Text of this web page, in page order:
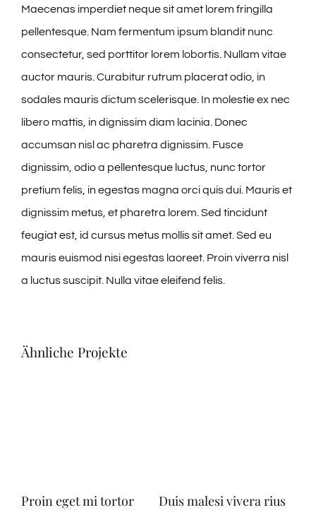
Maecenas imperdiet neque sit amet lorem fringilla
pellentesque. Nam fermentum ipsum blandit nunc
consectetur, sed porttitor lorem lobortis. Nullam vitae
auctor mauris. Curabitur rutrum placerat odio, in
sodales mauris dictum scelerisque. In molestie ex nec
libero mattis, in dignissim diam lacinia. Donec
accumsan nisl ac pharetra dignissim. Fusce
dignissim, odio a pellentesque luctus, nunc tortor
pretium felis, in egestas magna orci quis dui. Mauris et
dignissim metus, et pharetra lorem. Sed tincidunt
feugiat est, id cursus metus mollis sit amet. Sed eu
mauris euismod nisi egestas laoreet. Proin viverra nisl
a luctus suscipit. Nulla vitae eleifend felis.
Ähnliche Projekte
Proin eget mi tortor Duis malesi vivera rius